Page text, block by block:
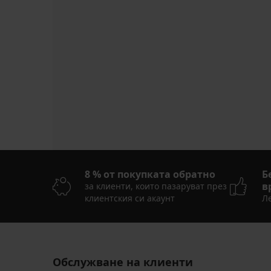
8 % от покупката обратно
за клиенти, които пазаруват през
клиентския си акаунт
Обслужване на клиенти